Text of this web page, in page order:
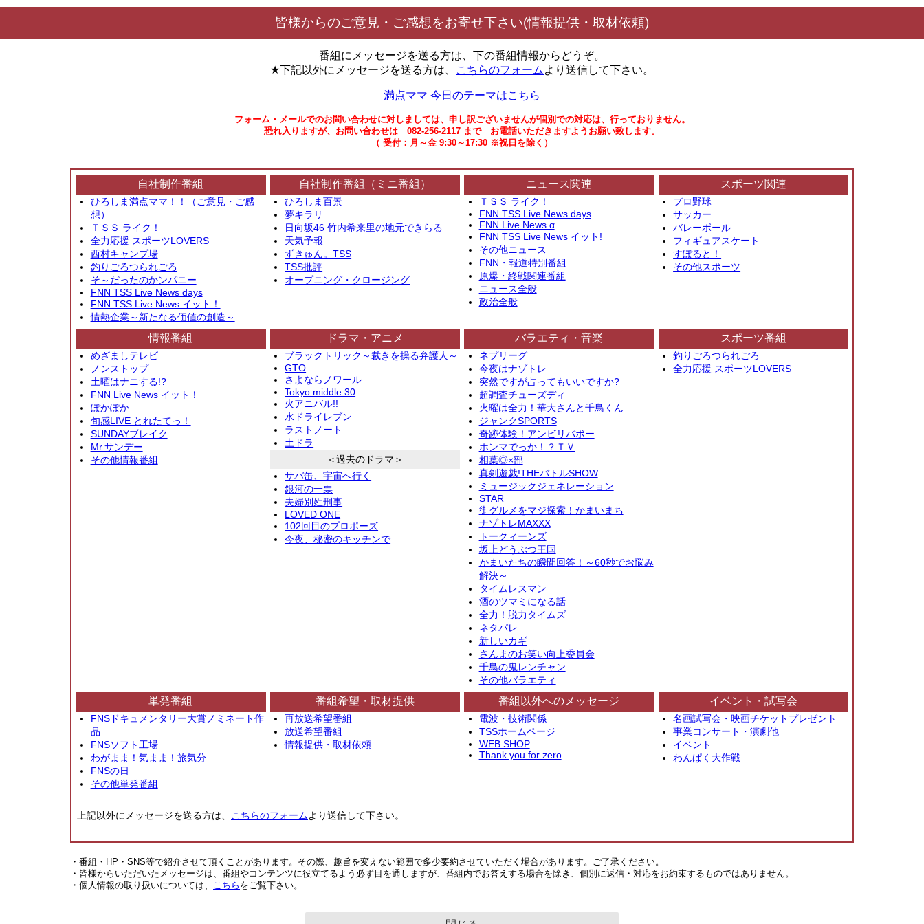
皆様からのご意見・ご感想をお寄せ下さい(情報提供・取材依頼)
番組にメッセージを送る方は、下の番組情報からどうぞ。
★下記以外にメッセージを送る方は、
こちらのフォーム より送信して下さい。
満点ママ 今日のテーマはこちら
フォーム・メールでのお問い合わせに対しましては、申し訳ございませんが個別での対応は、行っておりません。
恐れ入りますが、お問い合わせは 082-256-2117 まで お電話いただきますようお願い致します。
（ 受付：月～金 9:30～17:30 ※祝日を除く）
自社制作番組
ひろしま満点ママ！！（ご意見・ご感
想）
ＴＳＳ ライク！
全力応援 スポーツLOVERS
西村キャンプ場
釣りごろつられごろ
そ～だったのかンパニー
FNN TSS Live News days
FNN TSS Live News イット！
情熱企業～新たなる価値の創造～
自社制作番組（ミニ番組）
ひろしま百景
夢キラリ
日向坂46 竹内希来里の地元できらる
天気予報
ずきゅん。TSS
TSS批評
オープニング・クロージング
ニュース関連
ＴＳＳ ライク！
FNN TSS Live News days
FNN Live News α
FNN TSS Live News イット!
その他ニュース
FNN・報道特別番組
原爆・終戦関連番組
ニュース全般
政治全般
スポーツ関連
プロ野球
サッカー
バレーボール
フィギュアスケート
すぽると！
その他スポーツ
情報番組
めざましテレビ
ノンストップ
土曜はナニする!?
FNN Live News イット！
ぽかぽか
旬感LIVE とれたてっ！
SUNDAYブレイク
Mr.サンデー
その他情報番組
ドラマ・アニメ
ブラックトリック～裁きを操る弁護人～
GTO
さよならノワール
Tokyo middle 30
火アニバル!!
水ドライレブン
ラストノート
土ドラ
＜過去のドラマ＞
サバ缶、宇宙へ行く
銀河の一票
夫婦別姓刑事
LOVED ONE
102回目のプロポーズ
今夜、秘密のキッチンで
バラエティ・音楽
ネプリーグ
今夜はナゾトレ
突然ですが占ってもいいですか?
超調査チューズディ
火曜は全力！華大さんと千鳥くん
ジャンクSPORTS
奇跡体験！アンビリバボー
ホンマでっか！？ＴＶ
相葉◎×部
真剣遊戯!THEバトルSHOW
ミュージックジェネレーション
STAR
街グルメをマジ探索！かまいまち
ナゾトレMAXXX
トークィーンズ
坂上どうぶつ王国
かまいたちの瞬間回答！～60秒でお悩み
解決～
タイムレスマン
酒のツマミになる話
全力！脱力タイムズ
ネタパレ
新しいカギ
さんまのお笑い向上委員会
千鳥の鬼レンチャン
その他バラエティ
スポーツ番組
釣りごろつられごろ
全力応援 スポーツLOVERS
単発番組
FNSドキュメンタリー大賞ノミネート作
品
FNSソフト工場
わがまま！気まま！旅気分
FNSの日
その他単発番組
番組希望・取材提供
再放送希望番組
放送希望番組
情報提供・取材依頼
番組以外へのメッセージ
電波・技術関係
TSSホームページ
WEB SHOP
Thank you for zero
イベント・試写会
名画試写会・映画チケットプレゼント
事業コンサート・演劇他
イベント
わんぱく大作戦
上記以外にメッセージを送る方は、 こちらのフォームより送信して下さい。
・番組・HP・SNS等で紹介させて頂くことがあります。その際、趣旨を変えない範囲で多少要約させていただく場合があります。ご了承ください。
・皆様からいただいたメッセージは、番組やコンテンツに役立てるよう必ず目を通しますが、番組内でお答えする場合を除き、個別に返信・対応をお約束するものではありません。
・個人情報の取り扱いについては、
こちら をご覧下さい。